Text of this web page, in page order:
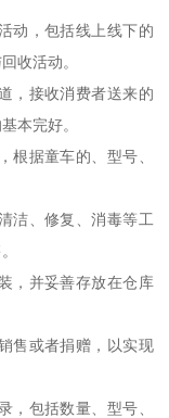
动，包括线上线下的
收活动。
，接收消费者送来的
本完好。
根据童车的、型号、
洁、修复、消毒等工
，并妥善存放在仓库
售或者捐赠，以实现
，包括数量、型号、